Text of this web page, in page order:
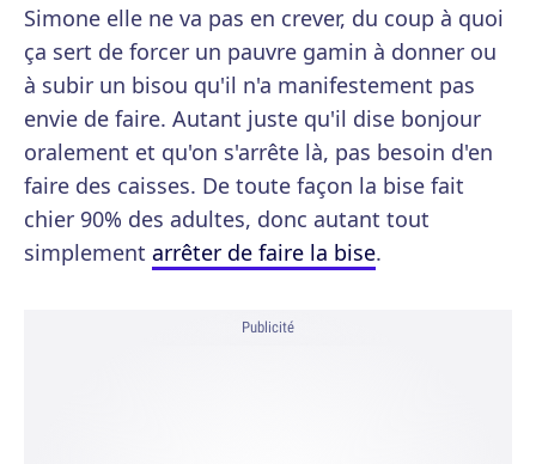
Simone elle ne va pas en crever, du coup à quoi
ça sert de forcer un pauvre gamin à donner ou
à subir un bisou qu'il n'a manifestement pas
envie de faire. Autant juste qu'il dise bonjour
oralement et qu'on s'arrête là, pas besoin d'en
faire des caisses. De toute façon la bise fait
chier 90% des adultes, donc autant tout
simplement arrêter de faire la bise.
Publicité